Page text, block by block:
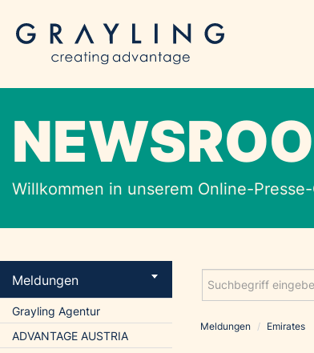
Willkommen in unserem Online-
Meldungen
Grayling Agentur
ADVANTAGE AUSTRIA
Meldungen / Emirates